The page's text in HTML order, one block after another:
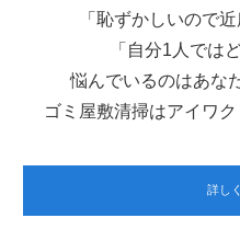
「恥ずかしいので
「自分1人では
悩んでいるのはあな
ゴミ屋敷清掃はアイワ
詳し